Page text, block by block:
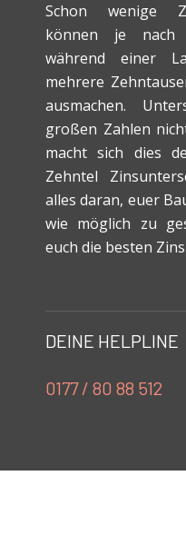
Schon wenige
können je nach
während einer
mehrere
ausmachen.
großen Zahlen
macht sich dies
Zehntel
alles daran, euer
wie möglich zu
euch die besten
DEINE HELPLINE
0177 / 80 88 512